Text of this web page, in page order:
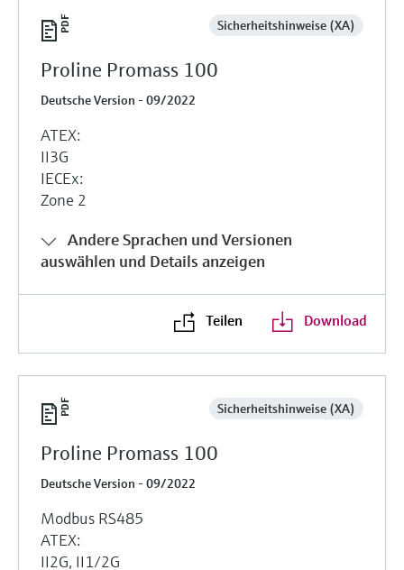
Sicherheitshinweise (XA)
Proline Promass 100
Deutsche Version - 09/2022
ATEX:
II3G
IECEx:
Zone 2
Andere Sprachen und Versionen
auswählen und Details anzeigen
Teilen Download
Sicherheitshinweise (XA)
Proline Promass 100
Deutsche Version - 09/2022
Modbus RS485
ATEX:
II2G, II1/2G